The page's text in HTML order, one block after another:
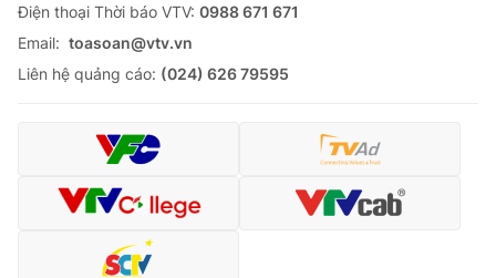
Ðiện thoại Thời báo VTV: 0988 671 671
Email: toasoan@vtv.vn
Liên hệ quảng cáo: (024) 626 79595